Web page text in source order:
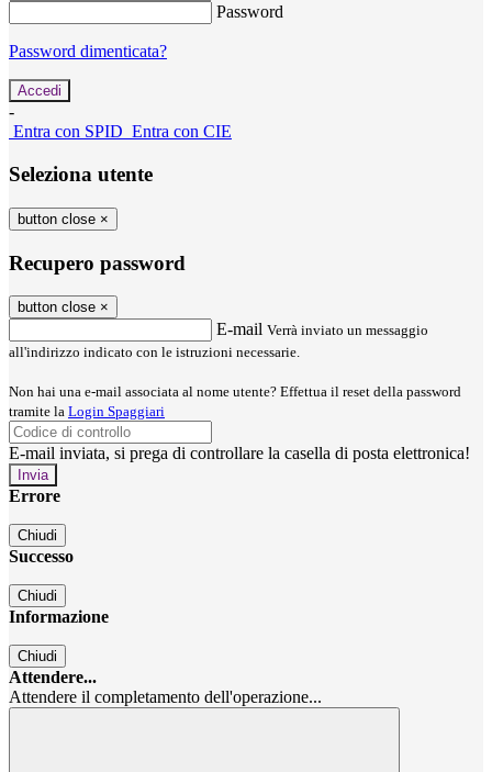
Password
Password dimenticata?
-
Entra con SPID Entra con CIE
Seleziona utente
button close ×
Recupero password
button close ×
E-mail Verrà inviato un messaggio
all'indirizzo indicato con le istruzioni necessarie.
Non hai una e-mail associata al nome utente? Effettua il reset della password
tramite la Login Spaggiari
E-mail inviata, si prega di controllare la casella di posta elettronica!
Errore
Chiudi
Successo
Chiudi
Informazione
Chiudi
Attendere...
Attendere il completamento dell'operazione...